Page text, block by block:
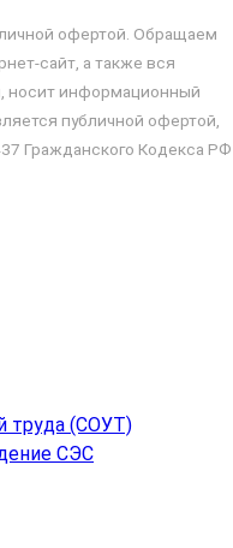
офертой. Обращаем
сайт, а также вся
носит информационный
публичной офертой,
Гражданского Кодекса РФ
труда (СОУТ)
СЭС